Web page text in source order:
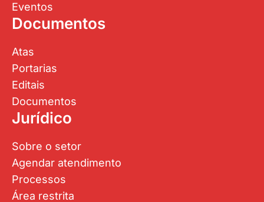
Eventos
Documentos
Atas
Portarias
Editais
Documentos
Jurídico
Sobre o setor
Agendar atendimento
Processos
Área restrita